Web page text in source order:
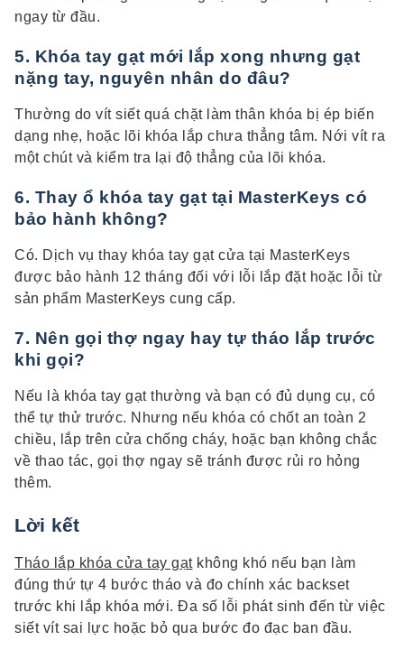
ngay từ đầu.
5. Khóa tay gạt mới lắp xong nhưng gạt
nặng tay, nguyên nhân do đâu?
Thường do vít siết quá chặt làm thân khóa bị ép biến
dạng nhẹ, hoặc lõi khóa lắp chưa thẳng tâm. Nới vít ra
một chút và kiểm tra lại độ thẳng của lõi khóa.
6. Thay ổ khóa tay gạt tại MasterKeys có
bảo hành không?
Có. Dịch vụ thay khóa tay gạt cửa tại MasterKeys
được bảo hành 12 tháng đối với lỗi lắp đặt hoặc lỗi từ
sản phẩm MasterKeys cung cấp.
7. Nên gọi thợ ngay hay tự tháo lắp trước
khi gọi?
Nếu là khóa tay gạt thường và bạn có đủ dụng cụ, có
thể tự thử trước. Nhưng nếu khóa có chốt an toàn 2
chiều, lắp trên cửa chống cháy, hoặc bạn không chắc
về thao tác, gọi thợ ngay sẽ tránh được rủi ro hỏng
thêm.
Lời kết
Tháo lắp khóa cửa tay gạtkhông khó nếu bạn làm
đúng thứ tự 4 bước tháo và đo chính xác backset
trước khi lắp khóa mới. Đa số lỗi phát sinh đến từ việc
siết vít sai lực hoặc bỏ qua bước đo đạc ban đầu.